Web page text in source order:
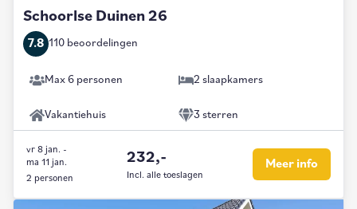
Schoorlse Duinen 26
7.8 110 beoordelingen
Max 6 personen 2 slaapkamers
Vakantiehuis 3 sterren
232,-
Incl. alle toeslagen
vr 8 jan. -
ma 11 jan.
2 personen
Meer info